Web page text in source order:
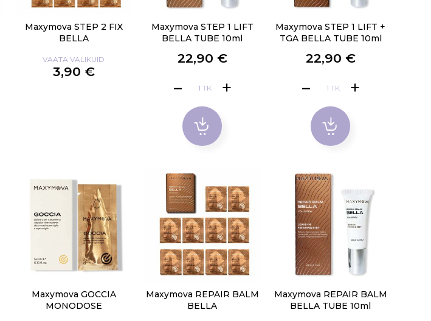
Maxymova STEP 2 FIX
BELLA
VAATA VALIKUID
3,90 €
Maxymova STEP 1 LIFT
BELLA TUBE 10ml
22,90 €
TK
Maxymova STEP 1 LIFT +
TGA BELLA TUBE 10ml
22,90 €
TK
Maxymova GOCCIA
MONODOSE
Maxymova REPAIR BALM
BELLA
Maxymova REPAIR BALM
BELLA TUBE 10ml